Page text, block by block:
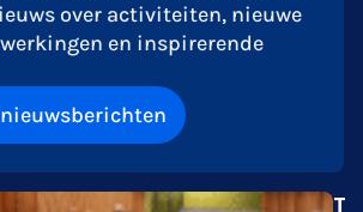
over activiteiten, nieuwe
en inspirerende
T